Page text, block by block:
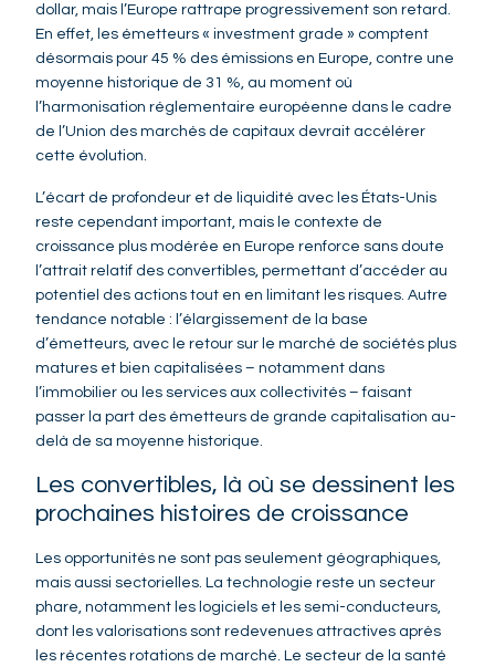
dollar, mais l’Europe rattrape progressivement son retard.
En effet, les émetteurs « investment grade » comptent
désormais pour 45 % des émissions en Europe, contre une
moyenne historique de 31 %, au moment où
l’harmonisation réglementaire européenne dans le cadre
de l’Union des marchés de capitaux devrait accélérer
cette évolution.
L’écart de profondeur et de liquidité avec les États-Unis
reste cependant important, mais le contexte de
croissance plus modérée en Europe renforce sans doute
l’attrait relatif des convertibles, permettant d’accéder au
potentiel des actions tout en en limitant les risques. Autre
tendance notable : l’élargissement de la base
d’émetteurs, avec le retour sur le marché de sociétés plus
matures et bien capitalisées – notamment dans
l’immobilier ou les services aux collectivités – faisant
passer la part des émetteurs de grande capitalisation au-
delà de sa moyenne historique.
Les convertibles, là où se dessinent les
prochaines histoires de croissance
Les opportunités ne sont pas seulement géographiques,
mais aussi sectorielles. La technologie reste un secteur
phare, notamment les logiciels et les semi-conducteurs,
dont les valorisations sont redevenues attractives après
les récentes rotations de marché. Le secteur de la santé